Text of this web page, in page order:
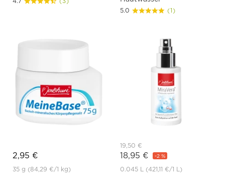
2,95 €
35 g (84,29 €/1 kg)
5.0 (1)
19,50 €
18,95 € -2 %
0.045 L (421,11 €/1 L)